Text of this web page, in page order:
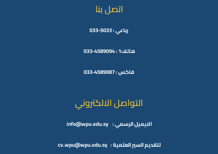
اتصل بنا
رباعي : 5033-033
هاتف1 : 4589094-033
فاكس : 4589087-033
التواصل الالكتروني
الايميل الرسمي : info@wpu.edu.sy
لتقديم السير العلمية : cv.wpu@wpu.edu.sy